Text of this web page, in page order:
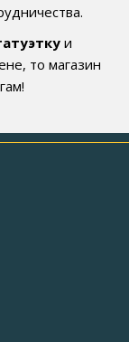
и
то магазин